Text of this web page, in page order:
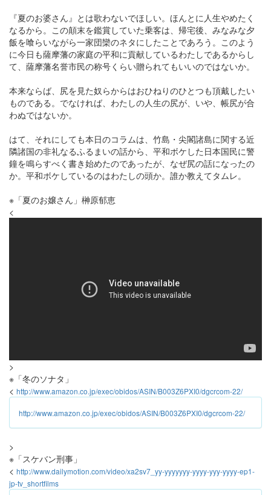
『夏のお婆さん』とは歌わないでほしい。ほんとに人生やめたく
なるから。この顛末を鑑賞していた乗客は、帰宅後、みなみな夕
飯を喰らいながら一家団欒のネタにしたことであろう。このよう
に今日も薩摩藩の家庭の平和に貢献しているわたしであるからし
て、薩摩藩名誉市民の称号くらい贈られてもいいのではないか。
本来ならば、尻を見た奴らからはおひねりのひとつも頂戴したい
ものである。でなければ、わたしの人生の尻が、いや、帳尻が合
わぬではないか。
はて、それにしても本日のコラムは、竹島・尖閣諸島に関する近
隣諸国の非礼なるふるまいの話から、平和ボケした日本国民に警
鐘を鳴らすべく書き始めたのであったが、なぜ尻の話になったの
か。平和ボケしているのはわたしの頭か。誰か教えてタムレ。
※「夏のお嬢さん」榊原郁恵
<
>
※「冬のソナタ」
< http://www.amazon.co.jp/exec/obidos/ASIN/B003Z6PXI0/dgcrcom-22/
http://www.amazon.co.jp/exec/obidos/ASIN/B003Z6PXI0/dgcrcom-22/
>
※「スケバン刑事」
< http://www.dailymotion.com/video/xa2sv7_yy-yyyyyyy-yyyy-yyy-yyyy-ep1-
jp-tv_shortfilms